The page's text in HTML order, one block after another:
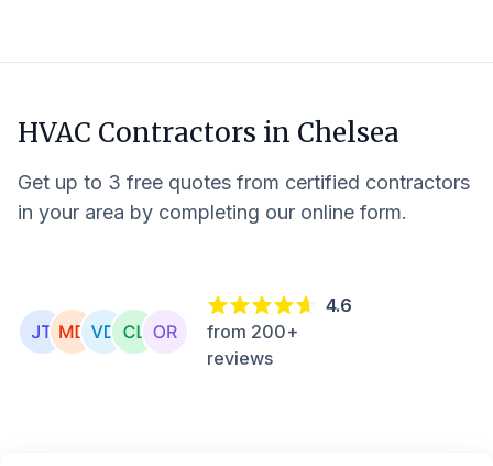
HVAC Contractors in Chelsea
Get up to 3 free quotes from certified contractors
in your area by completing our online form.
4.6
from 200+
reviews